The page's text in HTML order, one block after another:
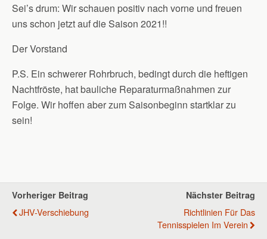
Sei’s drum: Wir schauen positiv nach vorne und freuen
uns schon jetzt auf die Saison 2021!!
Der Vorstand
P.S. Ein schwerer Rohrbruch, bedingt durch die heftigen
Nachtfröste, hat bauliche Reparaturmaßnahmen zur
Folge. Wir hoffen aber zum Saisonbeginn startklar zu
sein!
Vorheriger Beitrag
JHV-Verschiebung
Nächster Beitrag
Richtlinien Für Das
Tennisspielen Im Verein